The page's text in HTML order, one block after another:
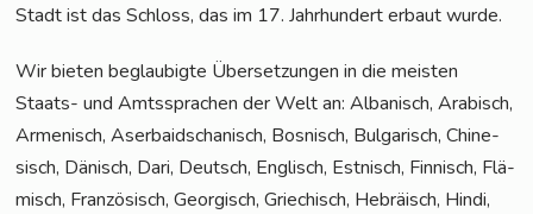
Stadt ist das Schloss, das im 17. Jahr­hun­dert erbaut wurde.
Wir bie­ten beglau­big­te Über­set­zun­gen in die meis­ten
Staats- und Amts­spra­chen der Welt an: Alba­nisch, Ara­bisch,
Arme­nisch, Aser­bai­dscha­nisch, Bos­nisch, Bul­ga­risch, Chi­ne­
sisch, Dänisch, Dari, Deutsch, Eng­lisch, Est­nisch, Fin­nisch, Flä­
misch, Fran­zö­sisch, Geor­gisch, Grie­chisch, Hebrä­isch, Hin­di,